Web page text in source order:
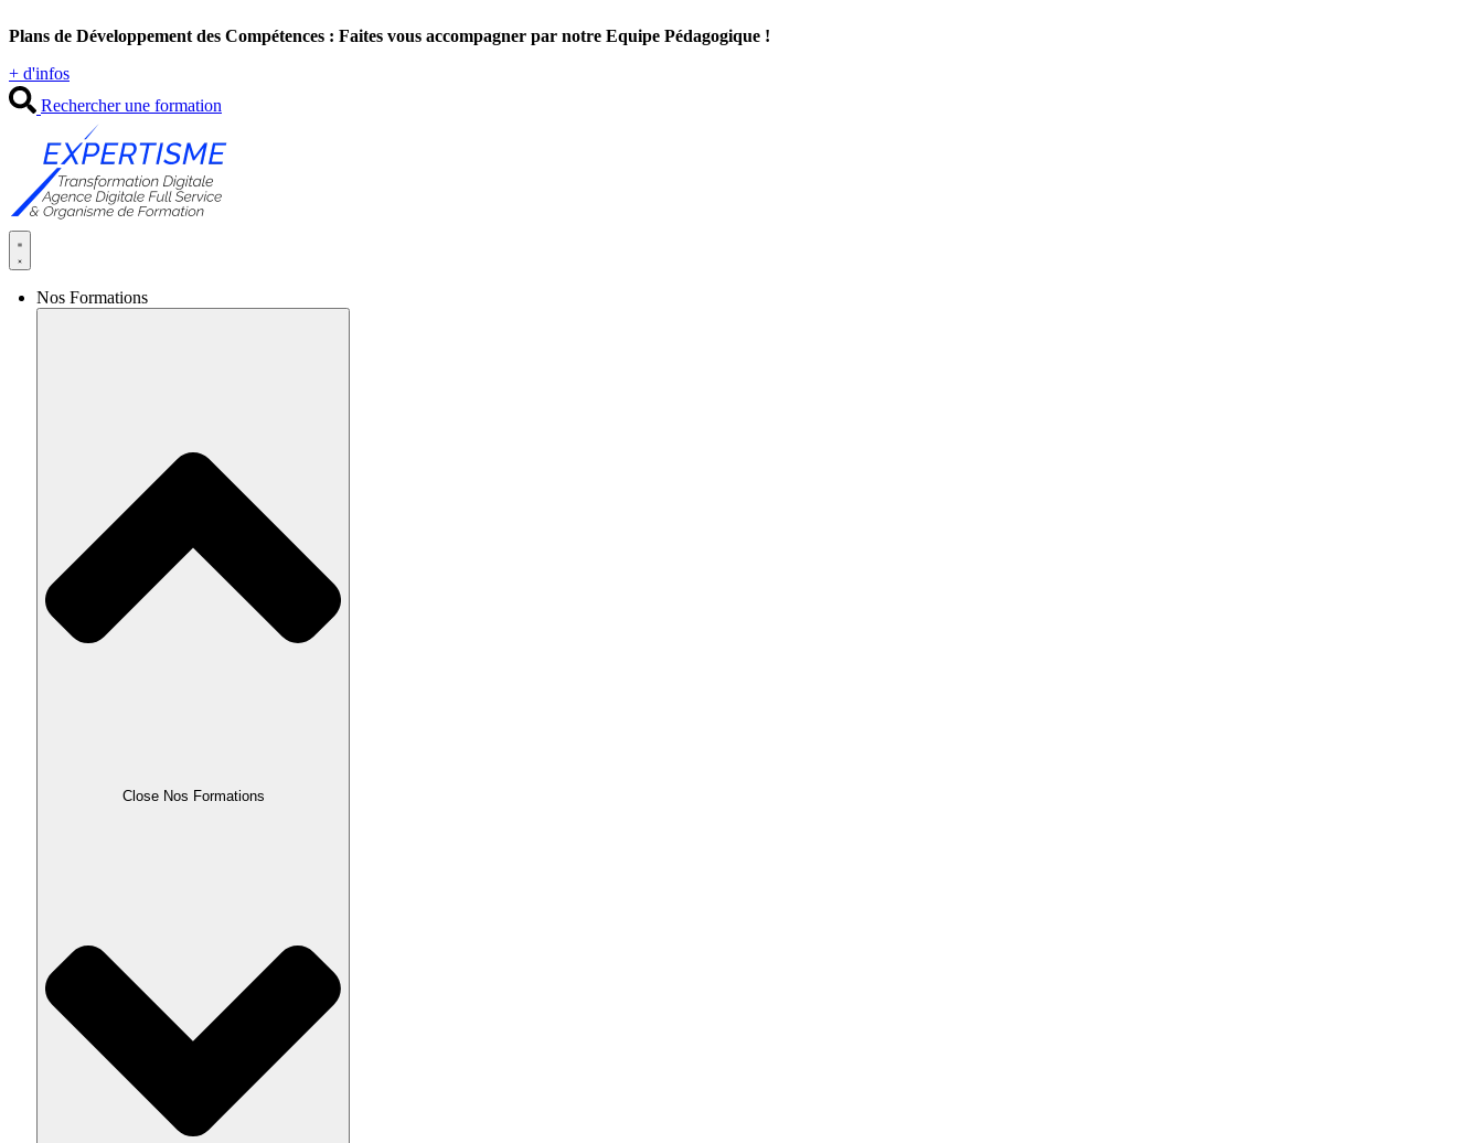
au
Plans de Développement des Compétences : Faites vous accompagner par notre Equipe Pédagogique !
+ d'infos
Rechercher une formation
Nos Formations
Close Nos Formations